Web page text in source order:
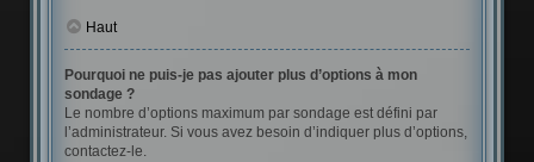
Haut
Pourquoi ne puis-je pas ajouter plus d’options à mon
sondage ?
Le nombre d’options maximum par sondage est défini par
l’administrateur. Si vous avez besoin d’indiquer plus d’options,
contactez-le.